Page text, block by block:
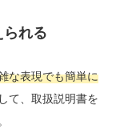
れる
な表現でも簡単に
て、取扱説明書を